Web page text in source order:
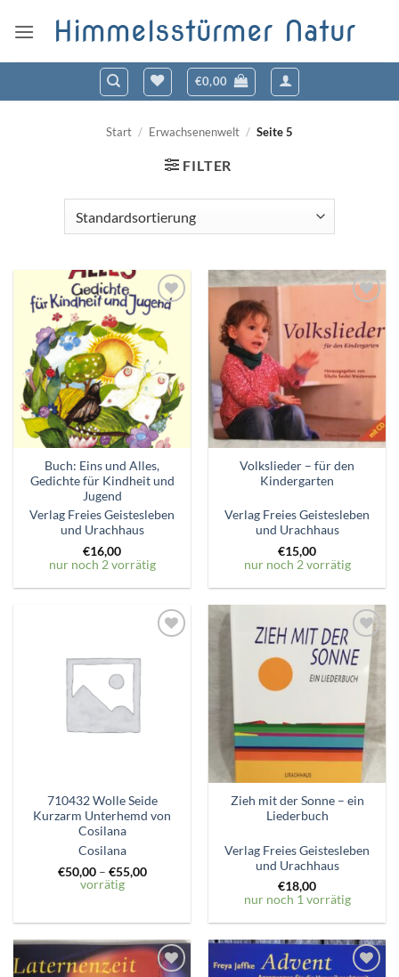
Inhalt
Himmelsstürmer Natur
€0,00
Start / Erwachsenenwelt / Seite 5
FILTER
Zum
Wunschzettel
hinzufügen
Buch: Eins und Alles,
Gedichte für Kindheit und
Jugend
Verlag Freies Geistesleben
und Urachhaus
€16,00
nur noch 2 vorrätig
Wunschzettel
hinzufügen
Volkslieder – für den
Kindergarten
Verlag Freies Geistesleben
und Urachhaus
€15,00
nur noch 2 vorrätig
Wunschzettel
hinzufügen
710432 Wolle Seide
Kurzarm Unterhemd von
Cosilana
Cosilana
€50,00– €55,00
vorrätig
Zum
Wunschzettel
hinzufügen
Zieh mit der Sonne – ein
Liederbuch
Verlag Freies Geistesleben
und Urachhaus
€18,00
nur noch 1 vorrätig